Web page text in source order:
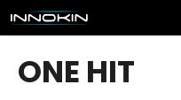
Přejít
na
obsah
ONE HIT
K
o